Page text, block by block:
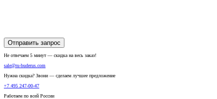
Отправить запрос
Не отвечаем 5 минут — скидка на весь заказ!
sale@ru-buderus.com
Нужна скидка? Звони — сделаем лучшее предложение
+7 495 247-00-47
Работаем по всей России